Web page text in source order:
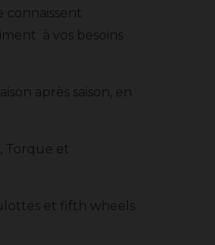
connaissent
à vos besoins
après saison, en
Torque et
et fifth wheels